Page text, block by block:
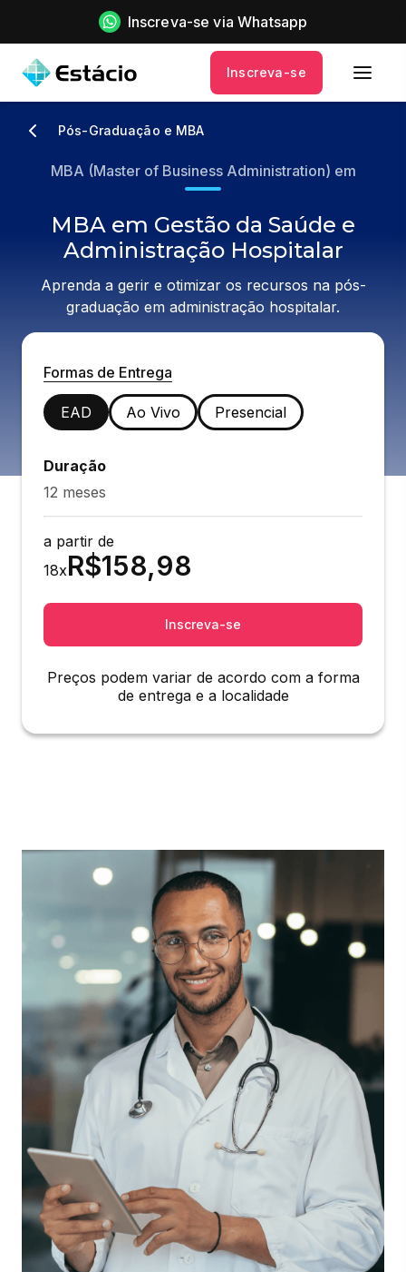
Inscreva-se via Whatsapp
Inscreva-se
Pós-Graduação e MBA
MBA (Master of Business Administration) em
MBA em Gestão da Saúde e
Administração Hospitalar
Aprenda a gerir e otimizar os recursos na pós-
graduação em administração hospitalar.
Formas de Entrega
EAD Ao Vivo Presencial
Duração
12 meses
a partir de
18xR$158,98
Inscreva-se
Preços podem variar de acordo com a forma
de entrega e a localidade